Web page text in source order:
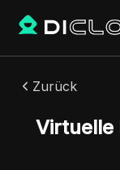
Zurück
Virtuelle